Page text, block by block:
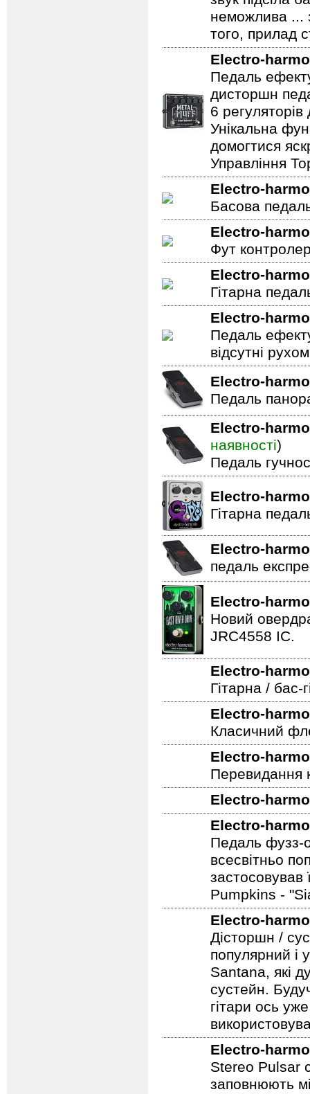
неможлива ...
того, прилад
Electro-
Педаль
дисторшн
6
Унікальна
домогтися
Управління
Electro-
Басова
Electro-
Фут
Electro-
Гітарна
Electro-
Педаль
відсутні
Electro-
Педаль
Electro-
наявності)
Педаль
Electro-
Гітарна
Electro-
педаль
Electro-
Новий
JRC4558 IC.
Electro-
Гітарна /
Electro-
Класичний
Electro-
Перевидання
Electro-
Electro-
Педаль фузз-
всесвітньо
застосовував
Pumpkins -
Electro-
Дісторшн /
популярний і
Santana, які
сустейн.
гітари ось